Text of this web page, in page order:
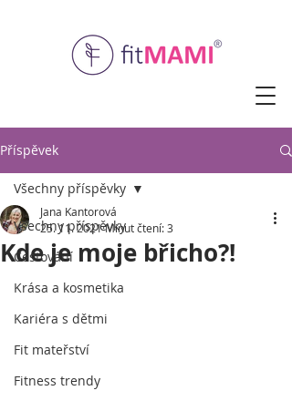
Příspěvek
Všechny příspěvky
Cestování
Krása a kosmetika
Kariéra s dětmi
Fit mateřství
Fitness trendy
Všechny příspěvky
Kde je moje břicho?!
Jana Kantorová
25. 11. 2021Minut čtení: 3